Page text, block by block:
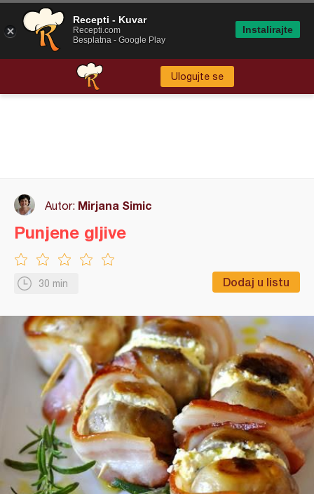
Ulogujte se
Autor: Mirjana Simic
30 min Dodaj u listu
Punjene gljive
Recepti - Kuvar
Recepti.com
Besplatna - Google Play
Instalirajte